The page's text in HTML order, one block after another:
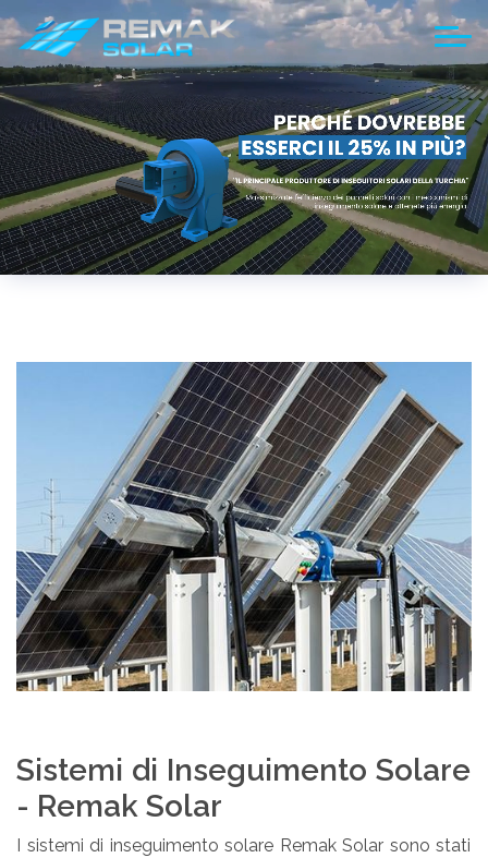
Sistemi di Inseguimento Solare
- Remak Solar
I sistemi di inseguimento solare Remak Solar sono stati